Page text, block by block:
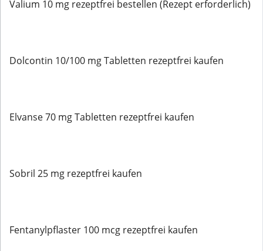
Valium 10 mg rezeptfrei bestellen (Rezept erforderlich)
Dolcontin 10/100 mg Tabletten rezeptfrei kaufen
Elvanse 70 mg Tabletten rezeptfrei kaufen
Sobril 25 mg rezeptfrei kaufen
Fentanylpflaster 100 mcg rezeptfrei kaufen